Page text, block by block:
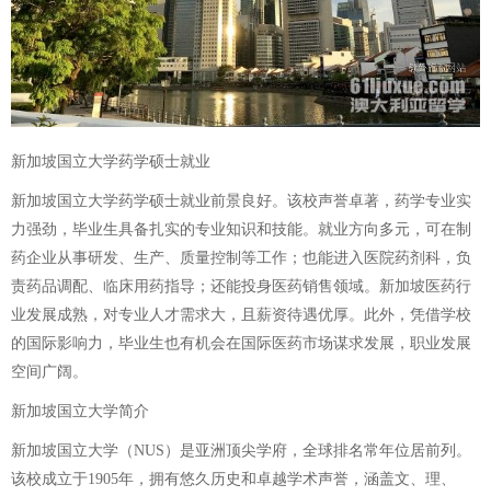
新加坡国立大学药学硕士就业
新加坡国立大学药学硕士就业前景良好。该校声誉卓著，药学专业实
力强劲，毕业生具备扎实的专业知识和技能。就业方向多元，可在制
药企业从事研发、生产、质量控制等工作；也能进入医院药剂科，负
责药品调配、临床用药指导；还能投身医药销售领域。新加坡医药行
业发展成熟，对专业人才需求大，且薪资待遇优厚。此外，凭借学校
的国际影响力，毕业生也有机会在国际医药市场谋求发展，职业发展
空间广阔。
新加坡国立大学简介
新加坡国立大学（NUS）是亚洲顶尖学府，全球排名常年位居前列。
该校成立于1905年，拥有悠久历史和卓越学术声誉，涵盖文、理、